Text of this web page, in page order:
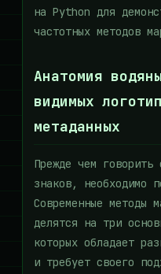
на Python для
частотных методов
Анатомия
видимых
метаданных
Прежде чем говорить
знаков, необходимо
Современные методы
делятся на три
которых обладает
и требует своего